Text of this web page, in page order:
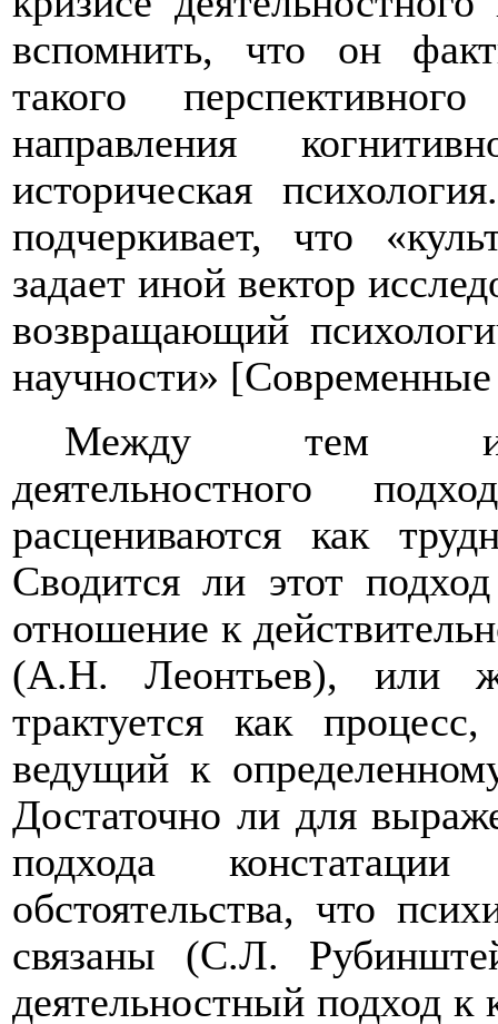
вспомнить, что он
такого
направления
историческая
подчеркивает, что
задает иной вектор
возвращающий
научности»
Между тем
деятельностного
расцениваются как
Сводится ли этот
отношение к
(А.Н. Леонтьев), или
трактуется как
ведущий к
Достаточно ли для
подхода
обстоятельства, что
связаны (С.Л.
деятельностный подход